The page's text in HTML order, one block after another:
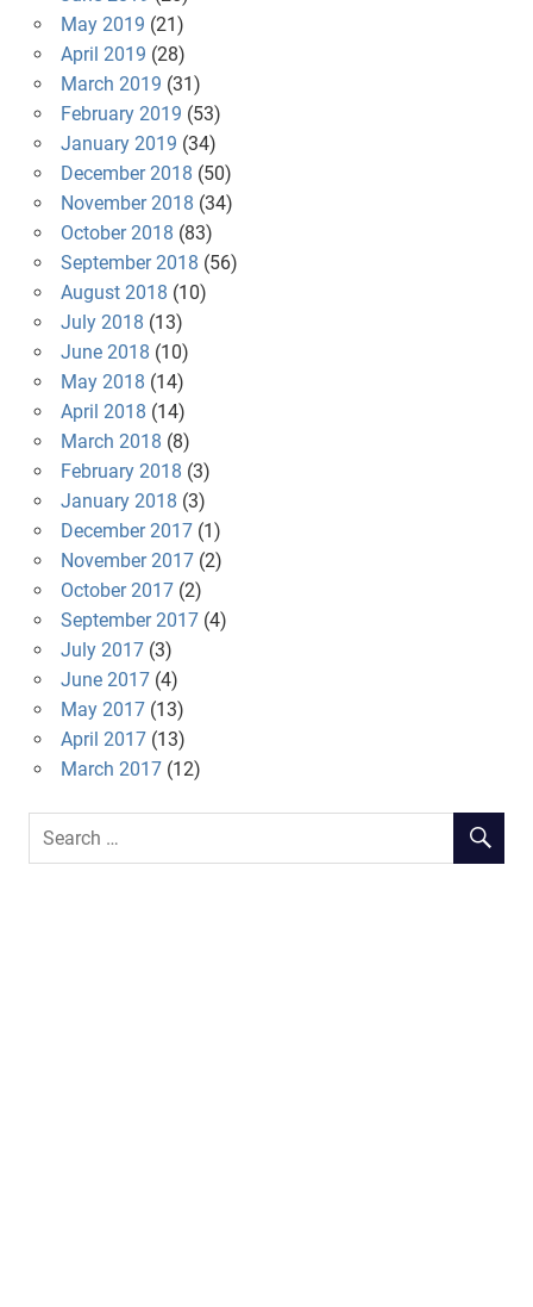
May 2019 (21)
April 2019 (28)
March 2019 (31)
February 2019 (53)
January 2019 (34)
December 2018 (50)
November 2018 (34)
October 2018 (83)
September 2018 (56)
August 2018 (10)
July 2018 (13)
June 2018 (10)
May 2018 (14)
April 2018 (14)
March 2018 (8)
February 2018 (3)
January 2018 (3)
December 2017(1)
November 2017(2)
October 2017(2)
September 2017(4)
July 2017(3)
June 2017(4)
May 2017(13)
April 2017(13)
March 2017(12)